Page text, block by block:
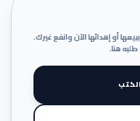
أو إهدائها الآن وانفع غيرك.
هنا.